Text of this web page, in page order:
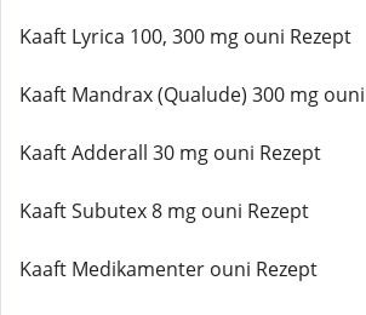
Kaaft Lyrica 100, 300 mg ouni Rezept
Kaaft Mandrax (Qualude) 300 mg
Kaaft Adderall 30 mg ouni Rezept
Kaaft Subutex 8 mg ouni Rezept
Kaaft Medikamenter ouni Rezept